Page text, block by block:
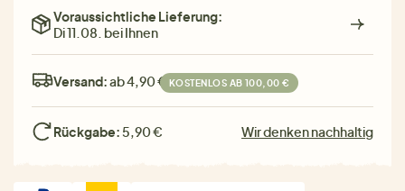
Voraussichtliche Lieferung:
Di 11.08. bei Ihnen
Versand:ab 4,90 € KOSTENLOS AB 100,00 €
Rückgabe: 5,90 € Wir denken nachhaltig